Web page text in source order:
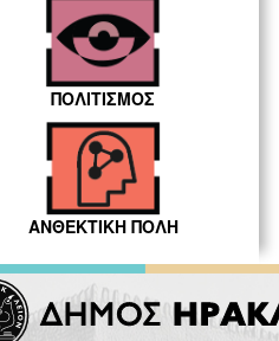
ΠΟΛΙΤΙΣΜΟΣ
ΑΝΘΕΚΤΙΚΗ ΠΟΛΗ